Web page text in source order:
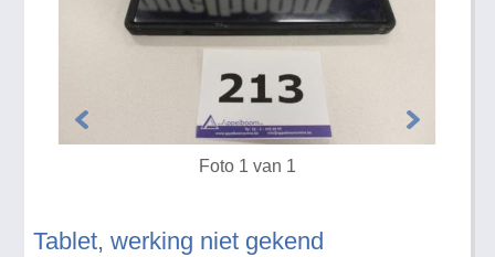
Tablet, werking niet gekend
Foto 1 van 1